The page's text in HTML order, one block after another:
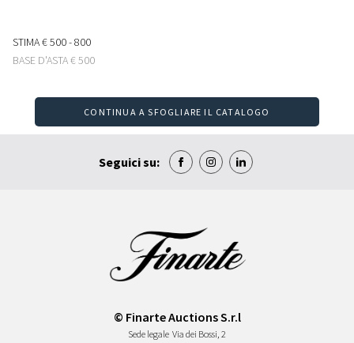
STIMA€ 500 - 800
BASE D'ASTA€ 500
CONTINUA A SFOGLIARE IL CATALOGO
Seguici su:
© Finarte Auctions S.r.l
Sede legale Via dei Bossi, 2